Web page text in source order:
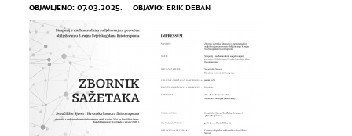
OBJAVLJENO: 07.03.2025. OBJAVIO: ERIK DEBAN